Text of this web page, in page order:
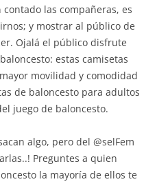
las compañeras, es
y mostrar al público de
Ojalá el público disfrute
estas camisetas
movilidad y comodidad
de baloncesto para adultos
juego de baloncesto.
algo, pero del @selFem
Preguntes a quien
la mayoría de ellos te